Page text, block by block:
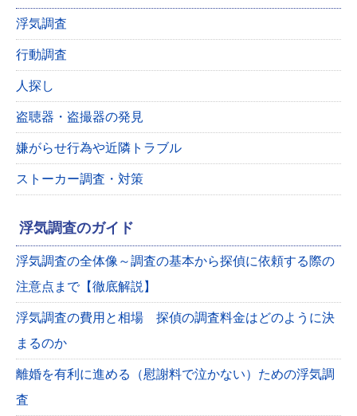
浮気調査
行動調査
人探し
盗聴器・盗撮器の発見
嫌がらせ行為や近隣トラブル
ストーカー調査・対策
浮気調査のガイド
浮気調査の全体像～調査の基本から探偵に依頼する際の
注意点まで【徹底解説】
浮気調査の費用と相場 探偵の調査料金はどのように決
まるのか
離婚を有利に進める（慰謝料で泣かない）ための浮気調
査